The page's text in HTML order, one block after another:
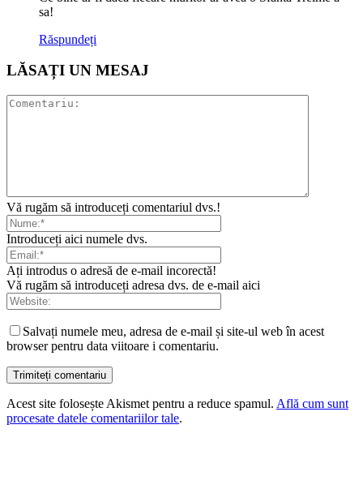
sa!
Răspundeți
LĂSAȚI UN MESAJ
Vă rugăm să introduceți comentariul dvs.!
Introduceți aici numele dvs.
Ați introdus o adresă de e-mail incorectă!
Vă rugăm să introduceți adresa dvs. de e-mail aici
Salvați numele meu, adresa de e-mail și site-ul web în acest
browser pentru data viitoare i comentariu.
Acest site folosește Akismet pentru a reduce spamul. Află cum sunt
procesate datele comentariilor tale.